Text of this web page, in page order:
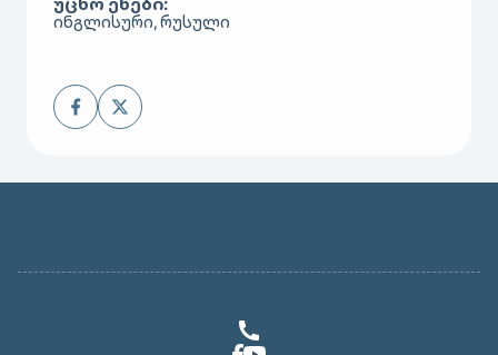
ინგლისური, რუსული